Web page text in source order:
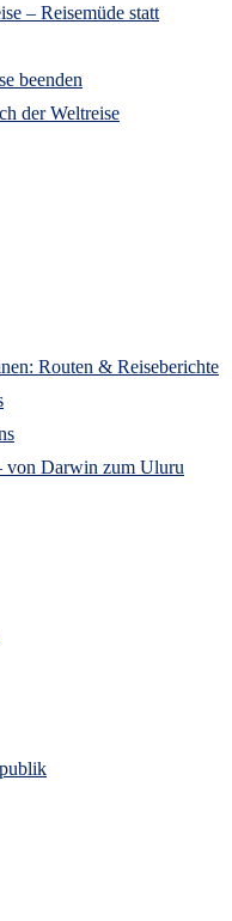
– Reisemüde statt
beenden
der Weltreise
Routen & Reiseberichte
von Darwin zum Uluru